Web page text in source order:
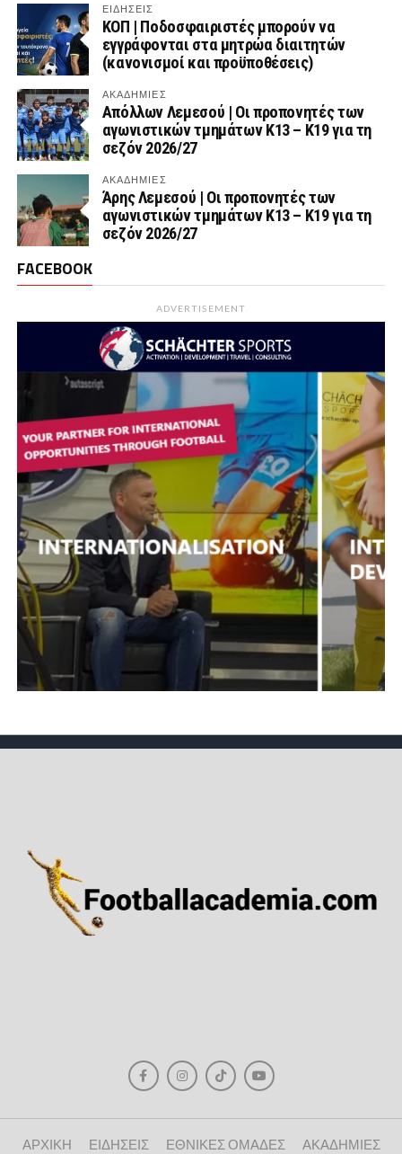
ΕΙΔΗΣΕΙΣ
ΚΟΠ | Ποδοσφαιριστές μπορούν να
εγγράφονται στα μητρώα διαιτητών
(κανονισμοί και προϋποθέσεις)
ΑΚΑΔΗΜΙΕΣ
Απόλλων Λεμεσού | Οι προπονητές των
αγωνιστικών τμημάτων Κ13 – Κ19 για τη
σεζόν 2026/27
ΑΚΑΔΗΜΙΕΣ
Άρης Λεμεσού | Οι προπονητές των
αγωνιστικών τμημάτων Κ13 – Κ19 για τη
σεζόν 2026/27
FACEBOOK
ADVERTISEMENT
ΑΡΧΙΚΗ ΕΙΔΗΣΕΙΣ ΕΘΝΙΚΕΣ ΟΜΑΔΕΣ ΑΚΑΔΗΜΙΕΣ